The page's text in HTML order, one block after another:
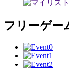
フリーゲー